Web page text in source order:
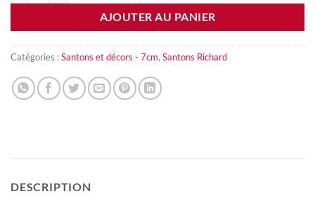
AJOUTER AU PANIER
Catégories :Santons et décors - 7cm, Santons Richard
DESCRIPTION